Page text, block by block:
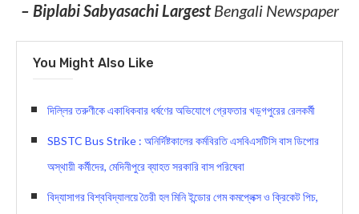
– Biplabi Sabyasachi LargestBengali Newspaper
You Might Also Like
দিল্লির তরুণীকে একাধিকবার ধর্ষণের অভিযোগে গ্রেফতার খড়্গপুরের রেলকর্মী
SBSTC Bus Strike : অনির্দিষ্টকালের কর্মবিরতি এসবিএসটিসি বাস ডিপোর
অস্থায়ী কর্মীদের, মেদিনীপুরে ব্যাহত সরকারি বাস পরিষেবা
বিদ্যাসাগর বিশ্ববিদ্যালয়ে ত‍ৈরী হল মিনি ইন্ডোর গেম কমপ্লেক্স ও ক্রিকেট পিচ,